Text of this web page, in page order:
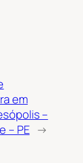
em
–
– PE →